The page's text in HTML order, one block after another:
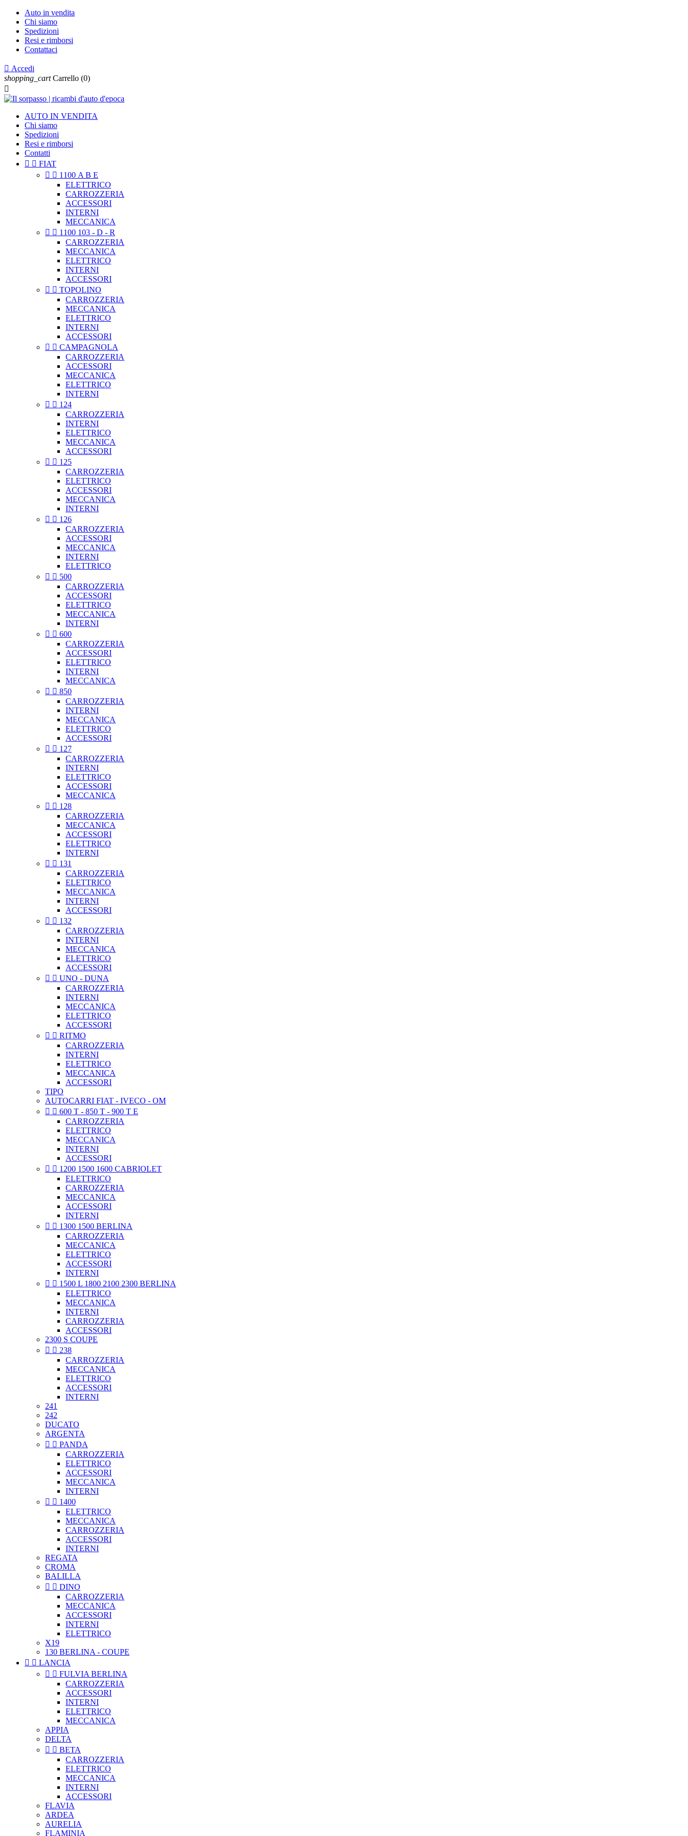
Auto in vendita
Chi siamo
Spedizioni
Resi e rimborsi
Contattaci
 Accedi
shopping_cart Carrello (0)

AUTO IN VENDITA
Chi siamo
Spedizioni
Resi e rimborsi
Contatti
  FIAT
  1100 A B E
ELETTRICO
CARROZZERIA
ACCESSORI
INTERNI
MECCANICA
  1100 103 - D - R
CARROZZERIA
MECCANICA
ELETTRICO
INTERNI
ACCESSORI
  TOPOLINO
CARROZZERIA
MECCANICA
ELETTRICO
INTERNI
ACCESSORI
  CAMPAGNOLA
CARROZZERIA
ACCESSORI
MECCANICA
ELETTRICO
INTERNI
  124
CARROZZERIA
INTERNI
ELETTRICO
MECCANICA
ACCESSORI
  125
CARROZZERIA
ELETTRICO
ACCESSORI
MECCANICA
INTERNI
  126
CARROZZERIA
ACCESSORI
MECCANICA
INTERNI
ELETTRICO
  500
CARROZZERIA
ACCESSORI
ELETTRICO
MECCANICA
INTERNI
  600
CARROZZERIA
ACCESSORI
ELETTRICO
INTERNI
MECCANICA
  850
CARROZZERIA
INTERNI
MECCANICA
ELETTRICO
ACCESSORI
  127
CARROZZERIA
INTERNI
ELETTRICO
ACCESSORI
MECCANICA
  128
CARROZZERIA
MECCANICA
ACCESSORI
ELETTRICO
INTERNI
  131
CARROZZERIA
ELETTRICO
MECCANICA
INTERNI
ACCESSORI
  132
CARROZZERIA
INTERNI
MECCANICA
ELETTRICO
ACCESSORI
  UNO - DUNA
CARROZZERIA
INTERNI
MECCANICA
ELETTRICO
ACCESSORI
  RITMO
CARROZZERIA
INTERNI
ELETTRICO
MECCANICA
ACCESSORI
TIPO
AUTOCARRI FIAT - IVECO - OM
  600 T - 850 T - 900 T E
CARROZZERIA
ELETTRICO
MECCANICA
INTERNI
ACCESSORI
  1200 1500 1600 CABRIOLET
ELETTRICO
CARROZZERIA
MECCANICA
ACCESSORI
INTERNI
  1300 1500 BERLINA
CARROZZERIA
MECCANICA
ELETTRICO
ACCESSORI
INTERNI
  1500 L 1800 2100 2300 BERLINA
ELETTRICO
MECCANICA
INTERNI
CARROZZERIA
ACCESSORI
2300 S COUPE
  238
CARROZZERIA
MECCANICA
ELETTRICO
ACCESSORI
INTERNI
241
242
DUCATO
ARGENTA
  PANDA
CARROZZERIA
ELETTRICO
ACCESSORI
MECCANICA
INTERNI
  1400
ELETTRICO
MECCANICA
CARROZZERIA
ACCESSORI
INTERNI
REGATA
CROMA
BALILLA
  DINO
CARROZZERIA
MECCANICA
ACCESSORI
INTERNI
ELETTRICO
X19
130 BERLINA - COUPE
  LANCIA
  FULVIA BERLINA
CARROZZERIA
ACCESSORI
INTERNI
ELETTRICO
MECCANICA
APPIA
DELTA
  BETA
CARROZZERIA
ELETTRICO
MECCANICA
INTERNI
ACCESSORI
FLAVIA
ARDEA
AURELIA
FLAMINIA